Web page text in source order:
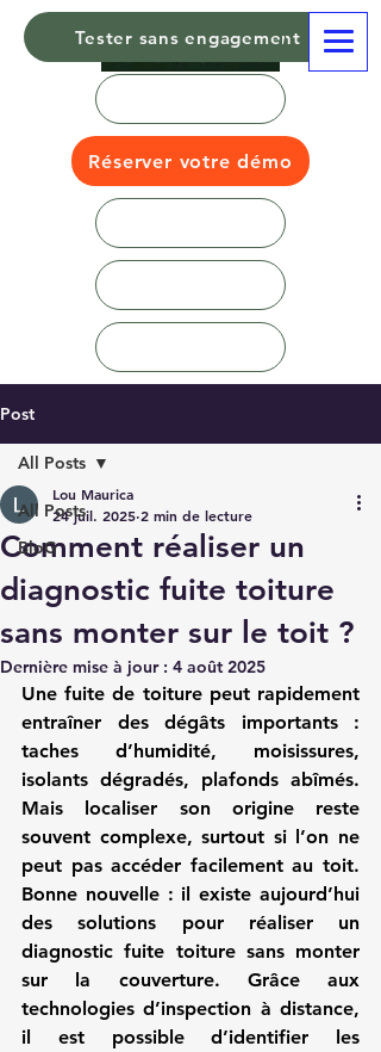
Tester sans engagement
Réserver votre démo
Post
All Posts
BloG
All Posts
Comment réaliser un
diagnostic fuite toiture
sans monter sur le toit ?
Lou Maurica
24 juil. 2025 2 min de lecture
Dernière mise à jour : 4 août 2025
Une fuite de toiture peut rapidement
entraîner des dégâts importants :
taches d’humidité, moisissures,
isolants dégradés, plafonds abîmés.
Mais localiser son origine reste
souvent complexe, surtout si l’on ne
peut pas accéder facilement au toit.
Bonne nouvelle : il existe aujourd’hui
diagnostic fuite toiture sans monter
sur la couverture. Grâce aux
technologies d’inspection à distance,
il est possible d’identifier les